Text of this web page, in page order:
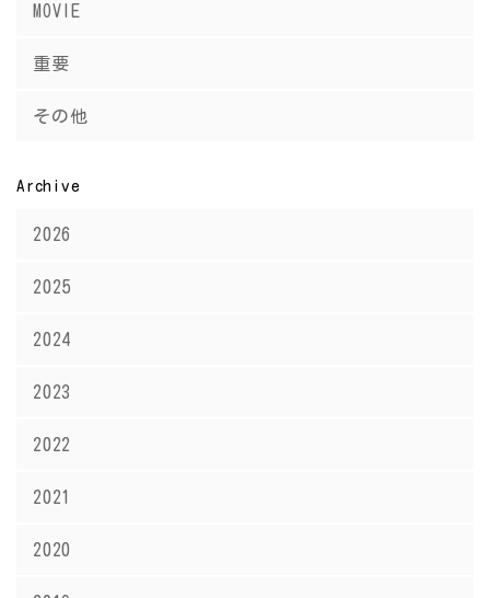
MOVIE
重要
その他
Archive
2026
2025
2024
2023
2022
2021
2020